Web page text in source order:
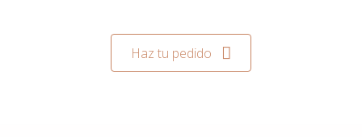
Haz tu pedido